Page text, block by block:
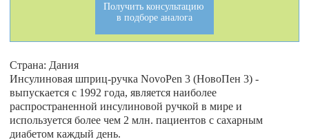
Получить консультацию
в подборе аналога
Страна: Дания
Инсулиновая шприц-ручка NovoPen 3 (НовоПен 3) -
выпускается с 1992 года, является наиболее
распространенной инсулиновой ручкой в мире и
используется более чем 2 млн. пациентов с сахарным
диабетом каждый день.